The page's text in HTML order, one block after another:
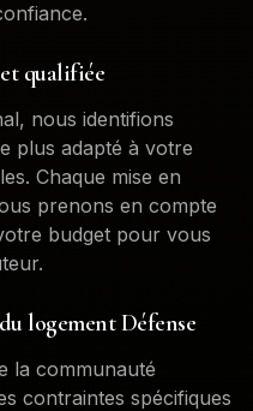
qualifiée
nous identifions
plus adapté à votre
. Chaque mise en
prenons en compte
budget pour vous
logement Défense
la communauté
contraintes spécifiques